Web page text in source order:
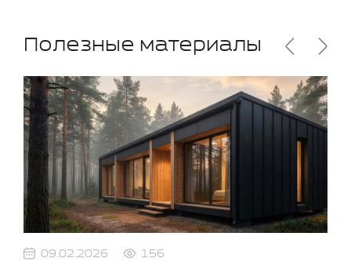
Полезные материалы
09.02.2026 156